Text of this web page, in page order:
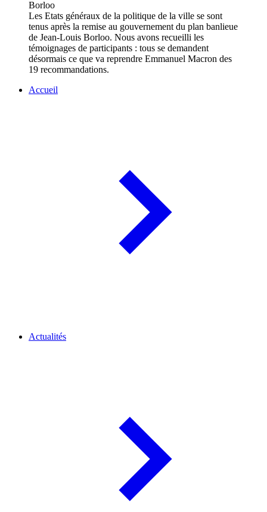
Les Etats généraux de la politique de la ville se sont
tenus après la remise au gouvernement du plan banlieue
de Jean-Louis Borloo. Nous avons recueilli les
témoignages de participants : tous se demandent
désormais ce que va reprendre Emmanuel Macron des
19 recommandations.
Accueil
Actualités